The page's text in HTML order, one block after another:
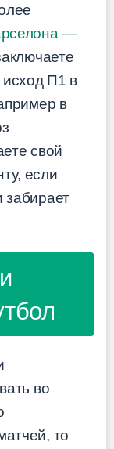
—
исход П1 в
в
свой
если
забирает
во
то